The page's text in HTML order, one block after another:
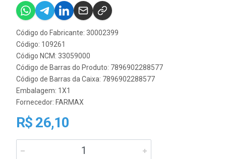
Código do Fabricante: 30002399
Código: 109261
Código NCM: 33059000
Código de Barras do Produto: 7896902288577
Código de Barras da Caixa: 7896902288577
Embalagem: 1X1
Fornecedor: FARMAX
R$ 26,10